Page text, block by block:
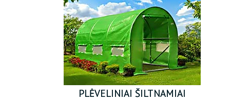
PANELIŲ TVOROS 3D-2D
PREKĖS KŪDIKIAMS
PLĖVELINIAI ŠILTNAMIAI